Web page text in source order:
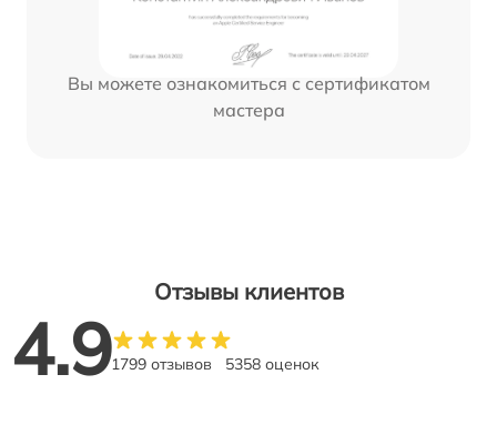
Вы можете ознакомиться с сертификатом
мастера
Отзывы клиентов
4.91799 отзывов 5358 оценок